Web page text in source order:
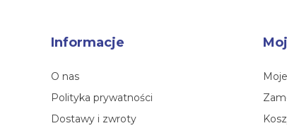
Informacje
O nas
Polityka prywatności
Dostawy i zwroty